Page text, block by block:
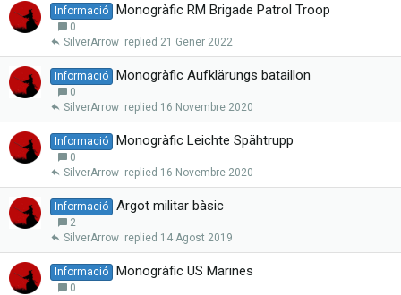
Informació Monogràfic RM Brigade Patrol Troop
0
21 Gener 2022
SilverArrow
Informació Monogràfic Aufklärungs bataillon
0
16 Novembre 2020
SilverArrow
Informació Monogràfic Leichte Spähtrupp
0
16 Novembre 2020
SilverArrow
Informació Argot militar bàsic
2
14 Agost 2019
SilverArrow
Informació Monogràfic US Marines
0